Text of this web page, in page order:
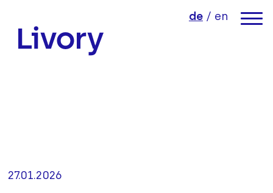
Link zur Startseite
de / en
27.01.2026